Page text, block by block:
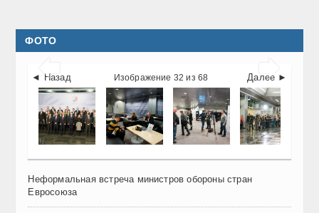
ФОТО
 
◄ Назад Далее ►
Изображение 32 из 68
Неформальная встреча министров обороны стран
Евросоюза